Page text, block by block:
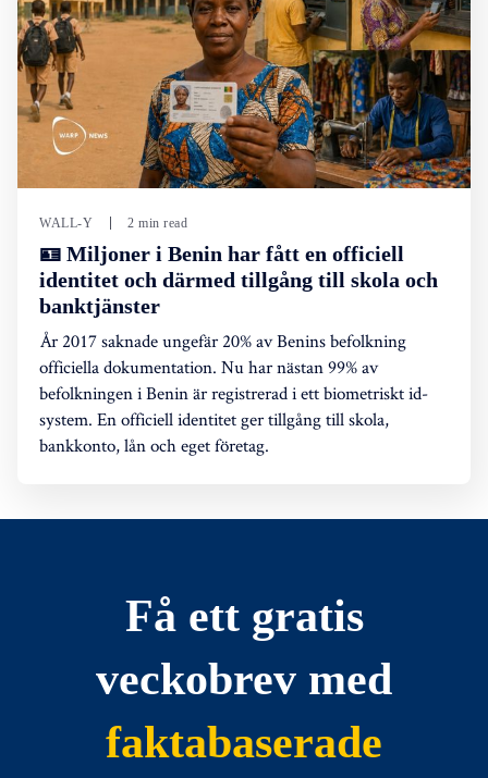
WALL-Y 2 min read
🪪 Miljoner i Benin har fått en officiell
identitet och därmed tillgång till skola och
banktjänster
År 2017 saknade ungefär 20% av Benins befolkning
officiella dokumentation. Nu har nästan 99% av
befolkningen i Benin är registrerad i ett biometriskt id-
system. En officiell identitet ger tillgång till skola,
bankkonto, lån och eget företag.
Få ett gratis
veckobrev med
faktabaserade